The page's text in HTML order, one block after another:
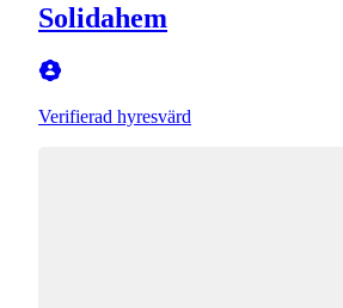
Solidahem
Verifierad hyresvärd